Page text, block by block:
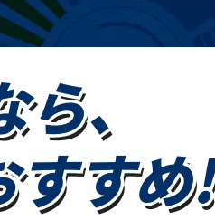
、
すすめ!